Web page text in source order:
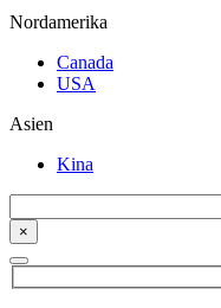
Nordamerika
Canada
USA
Asien
Kina
×